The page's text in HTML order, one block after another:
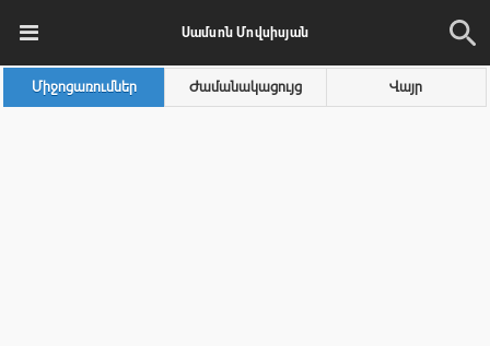
Սամսոն Մովսիսյան
Միջոցառումներ Ժամանակացույց Վայր